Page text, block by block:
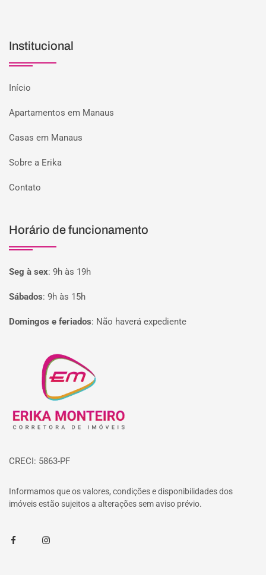
Institucional
Início
Apartamentos em Manaus
Casas em Manaus
Sobre a Erika
Contato
Horário de funcionamento
Seg à sex: 9h às 19h
Sábados: 9h às 15h
Domingos e feriados: Não haverá expediente
Página inicial
CRECI: 5863-PF
Informamos que os valores, condições e disponibilidades dos
imóveis estão sujeitos a alterações sem aviso prévio.
FacebookInstagram